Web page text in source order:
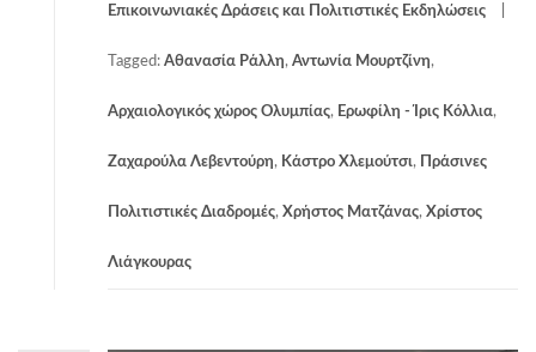
Επικοινωνιακές Δράσεις και Πολιτιστικές Εκδηλώσεις
Tagged: Αθανασία Ράλλη, Αντωνία Μουρτζίνη,
Αρχαιολογικός χώρος Ολυμπίας, Ερωφίλη - Ίρις Κόλλια,
Ζαχαρούλα Λεβεντούρη, Κάστρο Χλεμούτσι, Πράσινες
Πολιτιστικές Διαδρομές, Χρήστος Ματζάνας, Χρίστος
Λιάγκουρας